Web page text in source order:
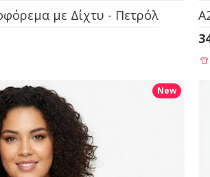
με Δίχτυ - Πετρόλ
New